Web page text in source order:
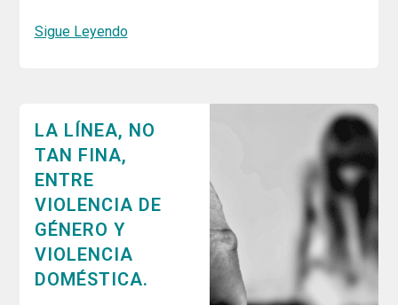
Sigue Leyendo
LA LÍNEA, NO
TAN FINA,
ENTRE
VIOLENCIA DE
GÉNERO Y
VIOLENCIA
DOMÉSTICA.